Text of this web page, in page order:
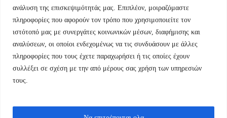
ανάλυση της επισκεψιμότητάς μας. Επιπλέον, μοιραζόμαστε
πληροφορίες που αφορούν τον τρόπο που χρησιμοποιείτε τον
ιστότοπό μας με συνεργάτες κοινωνικών μέσων, διαφήμισης και
αναλύσεων, οι οποίοι ενδεχομένως να τις συνδυάσουν με άλλες
πληροφορίες που τους έχετε παραχωρήσει ή τις οποίες έχουν
συλλέξει σε σχέση με την από μέρους σας χρήση των υπηρεσιών
τους.
+30.2110084023
info@kyfantabooks.gr
Βρείτε μας